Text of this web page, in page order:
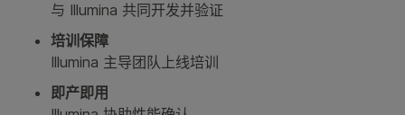
与 Illumina 共同开发并验证
培训保障
Illumina 主导团队上线培训
即产即用